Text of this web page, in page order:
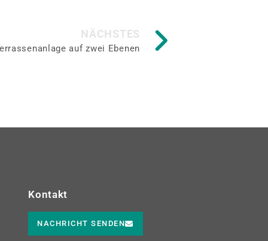
NÄCHSTES
auf zwei Ebenen
Kontakt
NACHRICHT SENDEN